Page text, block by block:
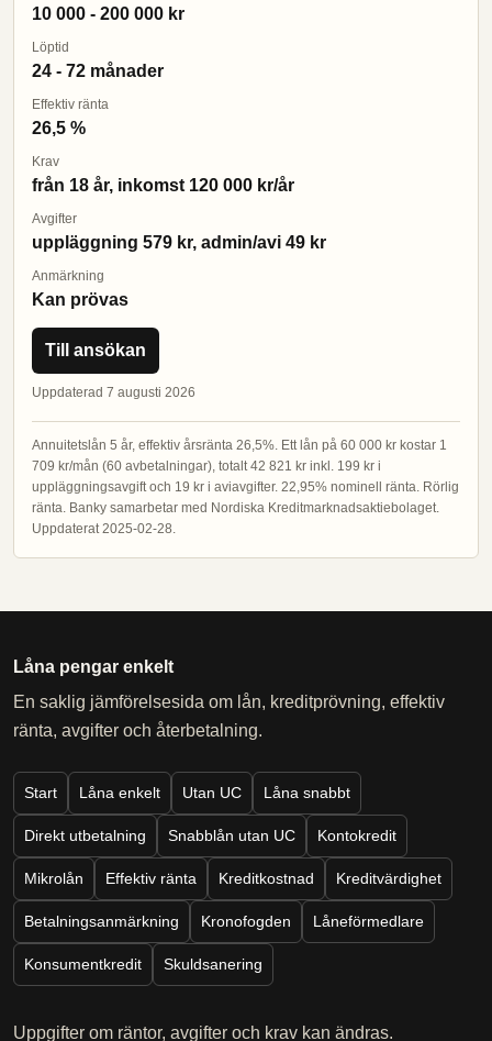
10 000 - 200 000 kr
Löptid
24 - 72 månader
Effektiv ränta
26,5 %
Krav
från 18 år, inkomst 120 000 kr/år
Avgifter
uppläggning 579 kr, admin/avi 49 kr
Anmärkning
Kan prövas
Till ansökan
Uppdaterad 7 augusti 2026
Annuitetslån 5 år, effektiv årsränta 26,5%. Ett lån på 60 000 kr kostar 1
709 kr/mån (60 avbetalningar), totalt 42 821 kr inkl. 199 kr i
uppläggningsavgift och 19 kr i aviavgifter. 22,95% nominell ränta. Rörlig
ränta. Banky samarbetar med Nordiska Kreditmarknadsaktiebolaget.
Uppdaterat 2025-02-28.
Låna pengar enkelt
En saklig jämförelsesida om lån, kreditprövning, effektiv
ränta, avgifter och återbetalning.
Start Låna enkelt Utan UC Låna snabbt
Direkt utbetalning Snabblån utan UC Kontokredit
Mikrolån Effektiv ränta Kreditkostnad Kreditvärdighet
Betalningsanmärkning Kronofogden Låneförmedlare
Konsumentkredit Skuldsanering
Uppgifter om räntor, avgifter och krav kan ändras.